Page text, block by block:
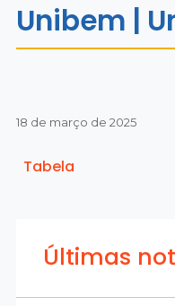
Unibem |
18 de março de 2025
Tabela
Últimas